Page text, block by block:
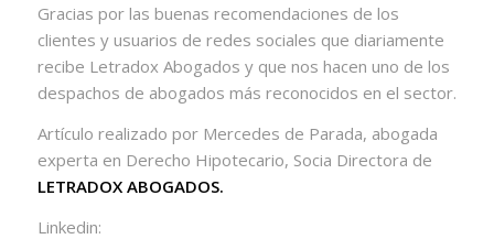
Gracias por las buenas recomendaciones de los
clientes y usuarios de redes sociales que diariamente
recibe Letradox Abogados y que nos hacen uno de los
despachos de abogados más reconocidos en el sector.
Artículo realizado por Mercedes de Parada, abogada
experta en Derecho Hipotecario, Socia Directora de
LETRADOX ABOGADOS.
Linkedin: